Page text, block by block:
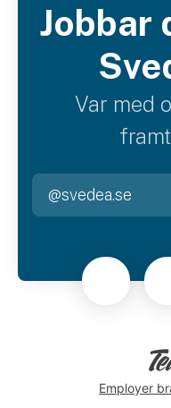
Jobbar
Var med
@svedea.se
Employer